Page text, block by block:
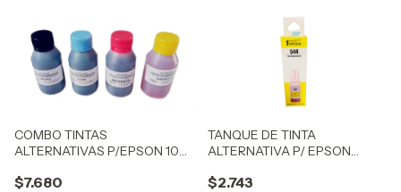
COMBO TINTAS
ALTERNATIVAS P/EPSON 100
$7.680
TANQUE DE TINTA
ALTERNATIVA P/ EPSON
(T544420) - AMARILLO
$2.743